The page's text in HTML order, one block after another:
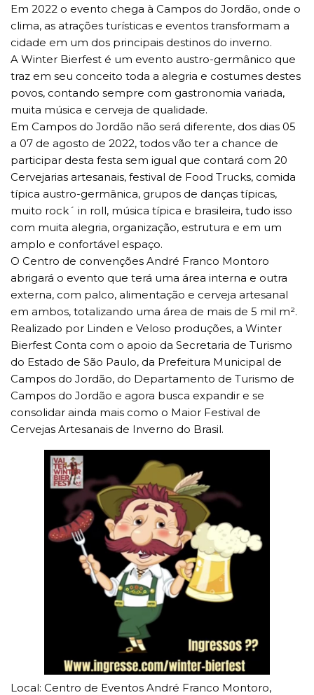
Em 2022 o evento chega à Campos do Jordão, onde o
clima, as atrações turísticas e eventos transformam a
cidade em um dos principais destinos do inverno.
A Winter Bierfest é um evento austro-germânico que
traz em seu conceito toda a alegria e costumes destes
povos, contando sempre com gastronomia variada,
muita música e cerveja de qualidade.
Em Campos do Jordão não será diferente, dos dias 05
a 07 de agosto de 2022, todos vão ter a chance de
participar desta festa sem igual que contará com 20
Cervejarias artesanais, festival de Food Trucks, comida
típica austro-germânica, grupos de danças típicas,
muito rock´ in roll, música típica e brasileira, tudo isso
com muita alegria, organização, estrutura e em um
amplo e confortável espaço.
O Centro de convenções André Franco Montoro
abrigará o evento que terá uma área interna e outra
externa, com palco, alimentação e cerveja artesanal
em ambos, totalizando uma área de mais de 5 mil m².
Realizado por Linden e Veloso produções, a Winter
Bierfest Conta com o apoio da Secretaria de Turismo
do Estado de São Paulo, da Prefeitura Municipal de
Campos do Jordão, do Departamento de Turismo de
Campos do Jordão e agora busca expandir e se
consolidar ainda mais como o Maior Festival de
Cervejas Artesanais de Inverno do Brasil.
Local: Centro de Eventos André Franco Montoro,